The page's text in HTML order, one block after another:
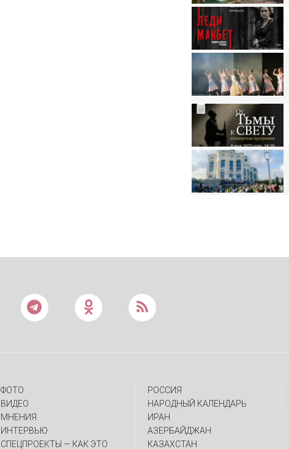
ФОТО
ВИДЕО
МНЕНИЯ
ИНТЕРВЬЮ
CПЕЦПРОЕКТЫ — КАК ЭТО
РОССИЯ
НАРОДНЫЙ КАЛЕНДАРЬ
ИРАН
АЗЕРБАЙДЖАН
КАЗАХСТАН